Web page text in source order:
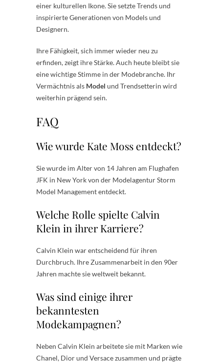
einer kulturellen Ikone. Sie setzte Trends und
inspirierte Generationen von Models und
Designern.
Ihre Fähigkeit, sich immer wieder neu zu
erfinden, zeigt ihre Stärke. Auch heute bleibt sie
eine wichtige Stimme in der Modebranche. Ihr
Vermächtnis als Model und Trendsetterin wird
weiterhin prägend sein.
FAQ
Wie wurde Kate Moss entdeckt?
Sie wurde im Alter von 14 Jahren am Flughafen
JFK in New York von der Modelagentur Storm
Model Management entdeckt.
Welche Rolle spielte Calvin
Klein in ihrer Karriere?
Calvin Klein war entscheidend für ihren
Durchbruch. Ihre Zusammenarbeit in den 90er
Jahren machte sie weltweit bekannt.
Was sind einige ihrer
bekanntesten
Modekampagnen?
Neben Calvin Klein arbeitete sie mit Marken wie
Chanel, Dior und Versace zusammen und prägte